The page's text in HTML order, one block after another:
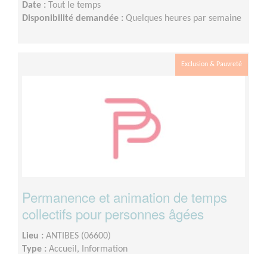
Date : Tout le temps
Disponibilité demandée : Quelques heures par semaine
Exclusion & Pauvreté
Permanence et animation de temps
collectifs pour personnes âgées
Lieu : ANTIBES (06600)
Type : Accueil, Information